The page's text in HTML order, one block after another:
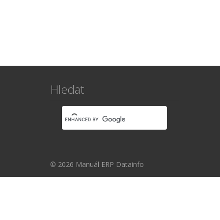
Hledat
© 2026 Manuál ERP Datainfo